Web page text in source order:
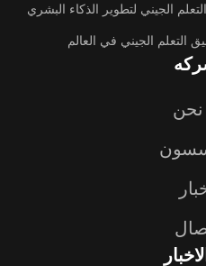
الجيني لتطوير الذكاء البشري
التعلم الجيني في العالم